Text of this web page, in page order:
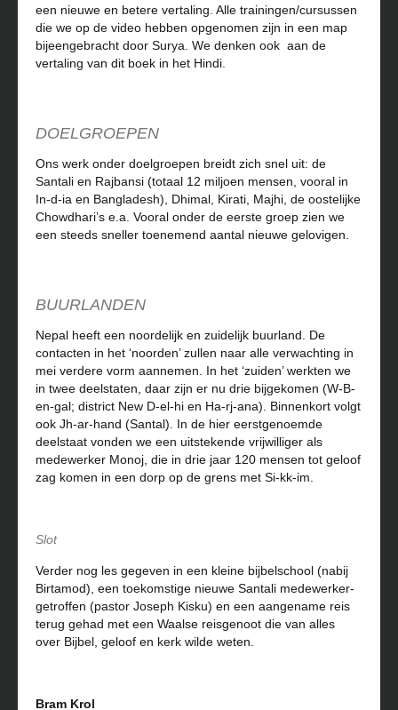
een nieuwe en betere vertaling. Alle trainingen/cursussen
die we op de video hebben opgenomen zijn in een map
bijeengebracht door Surya. We denken ook aan de
vertaling van dit boek in het Hindi.
DOELGROEPEN
Ons werk onder doelgroepen breidt zich snel uit: de
Santali en Rajbansi (totaal 12 miljoen mensen, vooral in
In-d-ia en Bangladesh), Dhimal, Kirati, Majhi, de oostelijke
Chowdhari’s e.a. Vooral onder de eerste groep zien we
een steeds sneller toenemend aantal nieuwe gelovigen.
BUURLANDEN
Nepal heeft een noordelijk en zuidelijk buurland. De
contacten in het ‘noorden’ zullen naar alle verwachting in
mei verdere vorm aannemen. In het ‘zuiden’ werkten we
in twee deelstaten, daar zijn er nu drie bijgekomen (W-B-
en-gal; district New D-el-hi en Ha-rj-ana). Binnenkort volgt
ook Jh-ar-hand (Santal). In de hier eerstgenoemde
deelstaat vonden we een uitstekende vrijwilliger als
medewerker Monoj, die in drie jaar 120 mensen tot geloof
zag komen in een dorp op de grens met Si-kk-im.
Slot
Verder nog les gegeven in een kleine bijbelschool (nabij
Birtamod), een toekomstige nieuwe Santali medewerker-
getroffen (pastor Joseph Kisku) en een aangename reis
terug gehad met een Waalse reisgenoot die van alles
over Bijbel, geloof en kerk wilde weten.
Bram Krol